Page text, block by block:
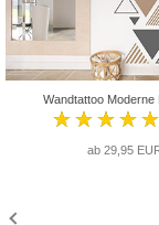
Wandtattoo Moderne
★★★★★
ab 29,95